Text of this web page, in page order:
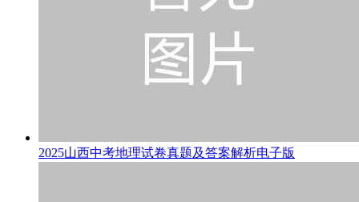
2025山西中考地理试卷真题及答案解析电子版